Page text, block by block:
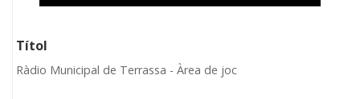
Títol
Ràdio Municipal de Terrassa - Àrea de joc